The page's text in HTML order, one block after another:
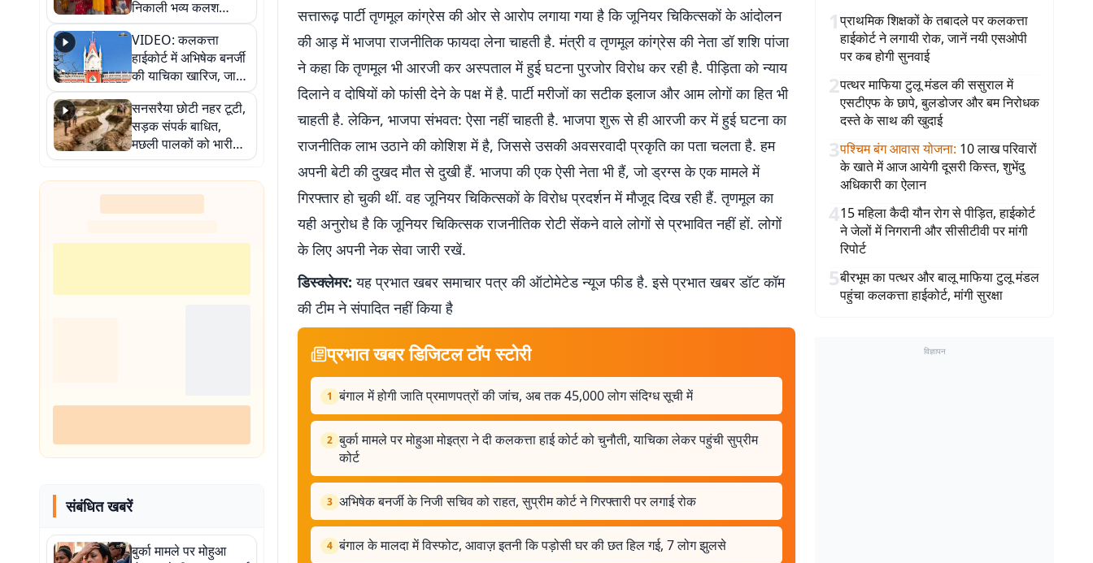
निकाली भव्य कलश
शोभायात्रा, शिवलिंग
प्राण-प्रतिष्ठा महोत्सव
शुरू
VIDEO: कलकत्ता
हाईकोर्ट में अभिषेक बनर्जी
की याचिका खारिज, जानें
क्या है पूरा मामला
सनसरैया छोटी नहर टूटी,
सड़क संपर्क बाधित,
मछली पालकों को भारी
नुकसान
संबंधित खबरें
बुर्का मामले पर मोहुआ
सत्तारूढ़ पार्टी तृणमूल कांग्रेस की ओर से आरोप लगाया गया है कि जूनियर चिकित्सकों के आंदोलन
की आड़ में भाजपा राजनीतिक फायदा लेना चाहती है. मंत्री व तृणमूल कांग्रेस की नेता डॉ शशि पांजा
ने कहा कि तृणमूल भी आरजी कर अस्पताल में हुई घटना पुरजोर विरोध कर रही है. पीड़िता को न्याय
दिलाने व दोषियों को फांसी देने के पक्ष में है. पार्टी मरीजों का सटीक इलाज और आम लोगों का हित भी
चाहती है. लेकिन, भाजपा संभवत: ऐसा नहीं चाहती है. भाजपा शुरू से ही आरजी कर में हुई घटना का
राजनीतिक लाभ उठाने की कोशिश में है, जिससे उसकी अवसरवादी प्रकृति का पता चलता है. हम
अपनी बेटी की दुखद मौत से दुखी हैं. भाजपा की एक ऐसी नेता भी हैं, जो ड्रग्स के एक मामले में
गिरफ्तार हो चुकी थीं. वह जूनियर चिकित्सकों के विरोध प्रदर्शन में मौजूद दिख रही हैं. तृणमूल का
यही अनुरोध है कि जूनियर चिकित्सक राजनीतिक रोटी सेंकने वाले लोगों से प्रभावित नहीं हों. लोगों
के लिए अपनी नेक सेवा जारी रखें.
डिस्क्लेमर: यह प्रभात खबर समाचार पत्र की ऑटोमेटेड न्यूज फीड है. इसे प्रभात खबर डॉट कॉम
की टीम ने संपादित नहीं किया है
प्रभात खबर डिजिटल टॉप स्टोरी
1 बंगाल में होगी जाति प्रमाणपत्रों की जांच, अब तक 45,000 लोग संदिग्ध सूची में
2 बुर्का मामले पर मोहुआ मोइत्रा ने दी कलकत्ता हाई कोर्ट को चुनौती, याचिका लेकर पहुंची सुप्रीम
कोर्ट
3 अभिषेक बनर्जी के निजी सचिव को राहत, सुप्रीम कोर्ट ने गिरफ्तारी पर लगाई रोक
4 बंगाल के मालदा में विस्फोट, आवाज़ इतनी कि पड़ोसी घर की छत हिल गई, 7 लोग झुलसे
1प्राथमिक शिक्षकों के तबादले पर कलकत्ता
हाईकोर्ट ने लगायी रोक, जानें नयी एसओपी
पर कब होगी सुनवाई
2पत्थर माफिया टुलू मंडल की ससुराल में
एसटीएफ के छापे, बुलडोजर और बम निरोधक
दस्ते के साथ की खुदाई
3पश्चिम बंग आवास योजना: 10 लाख परिवारों
के खाते में आज आयेगी दूसरी किस्त, शुभेंदु
अधिकारी का ऐलान
415 महिला कैदी यौन रोग से पीड़ित, हाईकोर्ट
ने जेलों में निगरानी और सीसीटीवी पर मांगी
रिपोर्ट
5बीरभूम का पत्थर और बालू माफिया टुलू मंडल
पहुंचा कलकत्ता हाईकोर्ट, मांगी सुरक्षा
विज्ञापन